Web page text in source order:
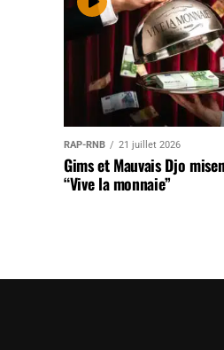
RAP-RNB 21 juillet 2026
Gims et Mauvais Djo
“Vive la monnaie”